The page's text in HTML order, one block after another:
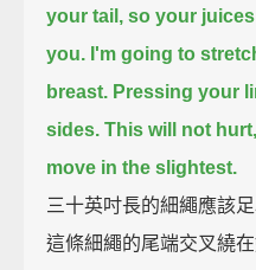
your tail, so your
you. I'm going to
breast. Pressing your
sides. This will not hurt,
move in the slightest.
三十英吋長的細繩應該
這條細繩的尾端交叉繞